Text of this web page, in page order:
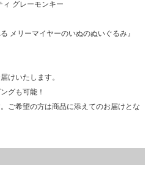
ィ グレーモンキー
メリーマイヤーのいぬのぬいぐるみ』
けいたします。
グも可能！
ご希望の方は商品に添えてのお届けとな